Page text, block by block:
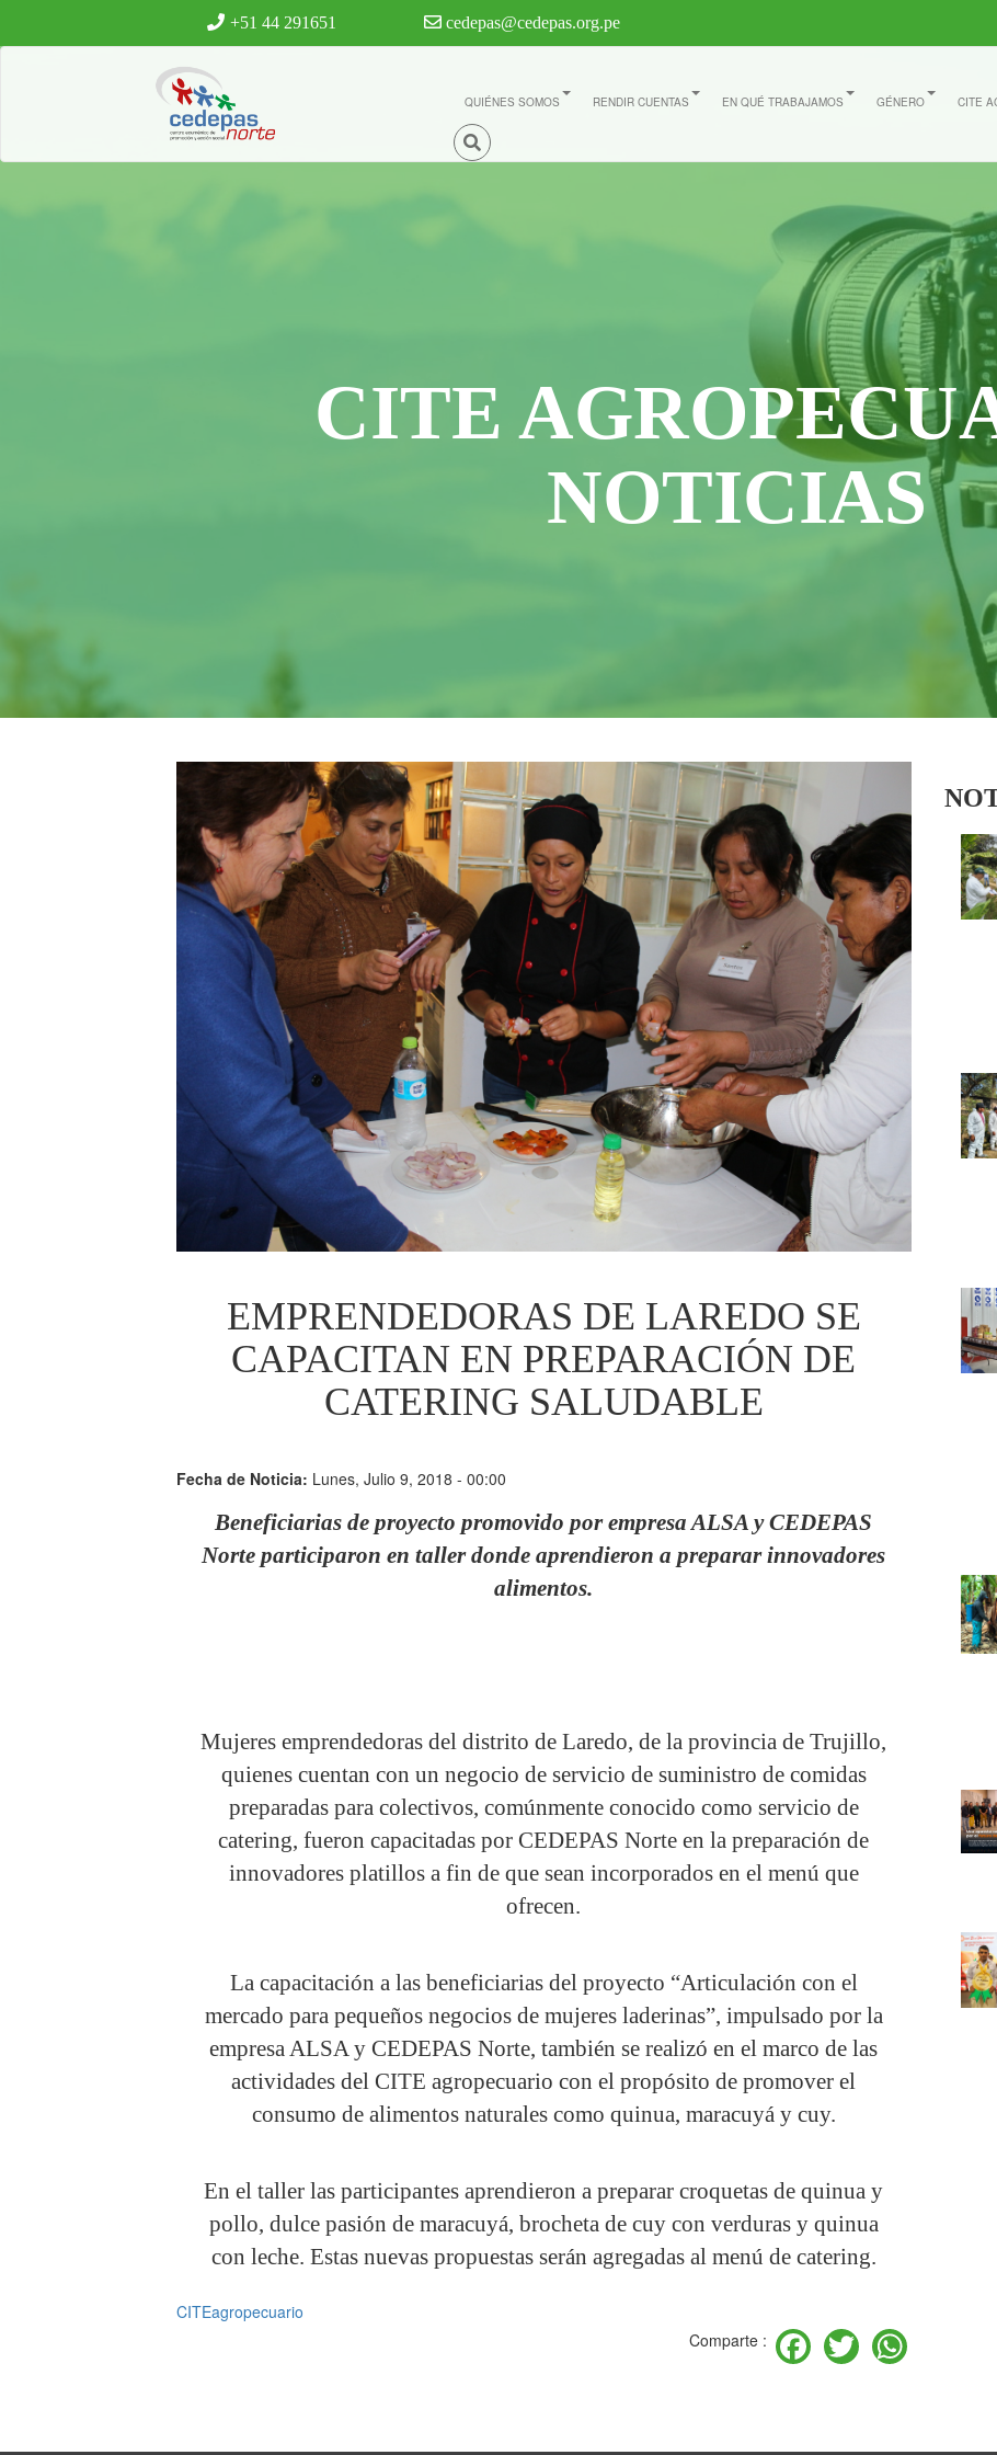
+51 44 291651 cedepas@cedepas.org.pe
QUIÉNES SOMOS RENDIR CUENTAS EN QUÉ TRABAJAMOS GÉNERO CITE
CITE
NOTICIAS
EMPRENDEDORAS DE LAREDO SE
CAPACITAN EN PREPARACIÓN DE
CATERING SALUDABLE
Fecha de Noticia: Lunes, Julio 9, 2018 - 00:00
Beneficiarias de proyecto promovido por empresa ALSA y CEDEPAS
Norte participaron en taller donde aprendieron a preparar innovadores
alimentos.
Mujeres emprendedoras del distrito de Laredo, de la provincia de Trujillo,
quienes cuentan con un negocio de servicio de suministro de comidas
preparadas para colectivos, comúnmente conocido como servicio de
catering, fueron capacitadas por CEDEPAS Norte en la preparación de
innovadores platillos a fin de que sean incorporados en el menú que
ofrecen.
La capacitación a las beneficiarias del proyecto “Articulación con el
mercado para pequeños negocios de mujeres laderinas”, impulsado por la
empresa ALSA y CEDEPAS Norte, también se realizó en el marco de las
actividades del CITE agropecuario con el propósito de promover el
consumo de alimentos naturales como quinua, maracuyá y cuy.
En el taller las participantes aprendieron a preparar croquetas de quinua y
pollo, dulce pasión de maracuyá, brocheta de cuy con verduras y quinua
con leche. Estas nuevas propuestas serán agregadas al menú de catering.
CITEagropecuario
Comparte :
Facebook
Twitter